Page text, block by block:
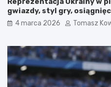
gwiazdy, styl gry,
4 marca 2026 Tomasz